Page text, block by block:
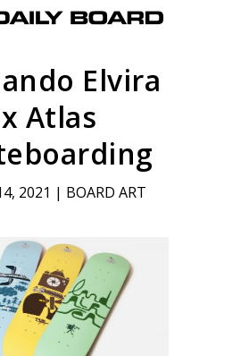
Elvira
x Atlas
2021 | BOARD ART